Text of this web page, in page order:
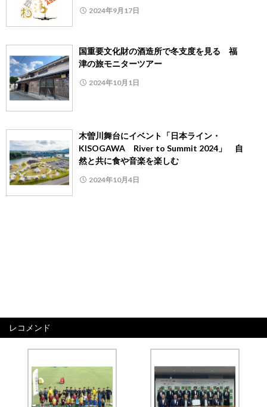
2024年9月17日
国重要文化財の酒造所で冬支度を見る 福
津の旅モニターツアー
2024年10月1日
木曽川舞台にイベント「日本ライン・
KISOGAWA River to Summit 2024」 自
然と共に食や音楽を楽しむ
2024年10月4日
レコメンド